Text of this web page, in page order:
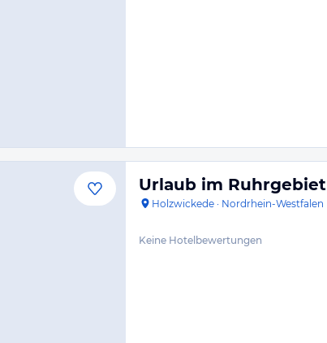
Urlaub im Ruhrgebiet
Holzwickede · Nordrhein-Westfalen
Keine Hotelbewertungen